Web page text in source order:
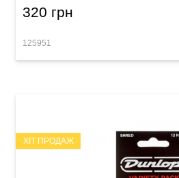
320 грн
125951
ХІТ ПРОДАЖ